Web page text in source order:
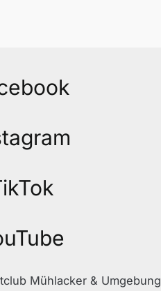
Mühlacker & Umgebung